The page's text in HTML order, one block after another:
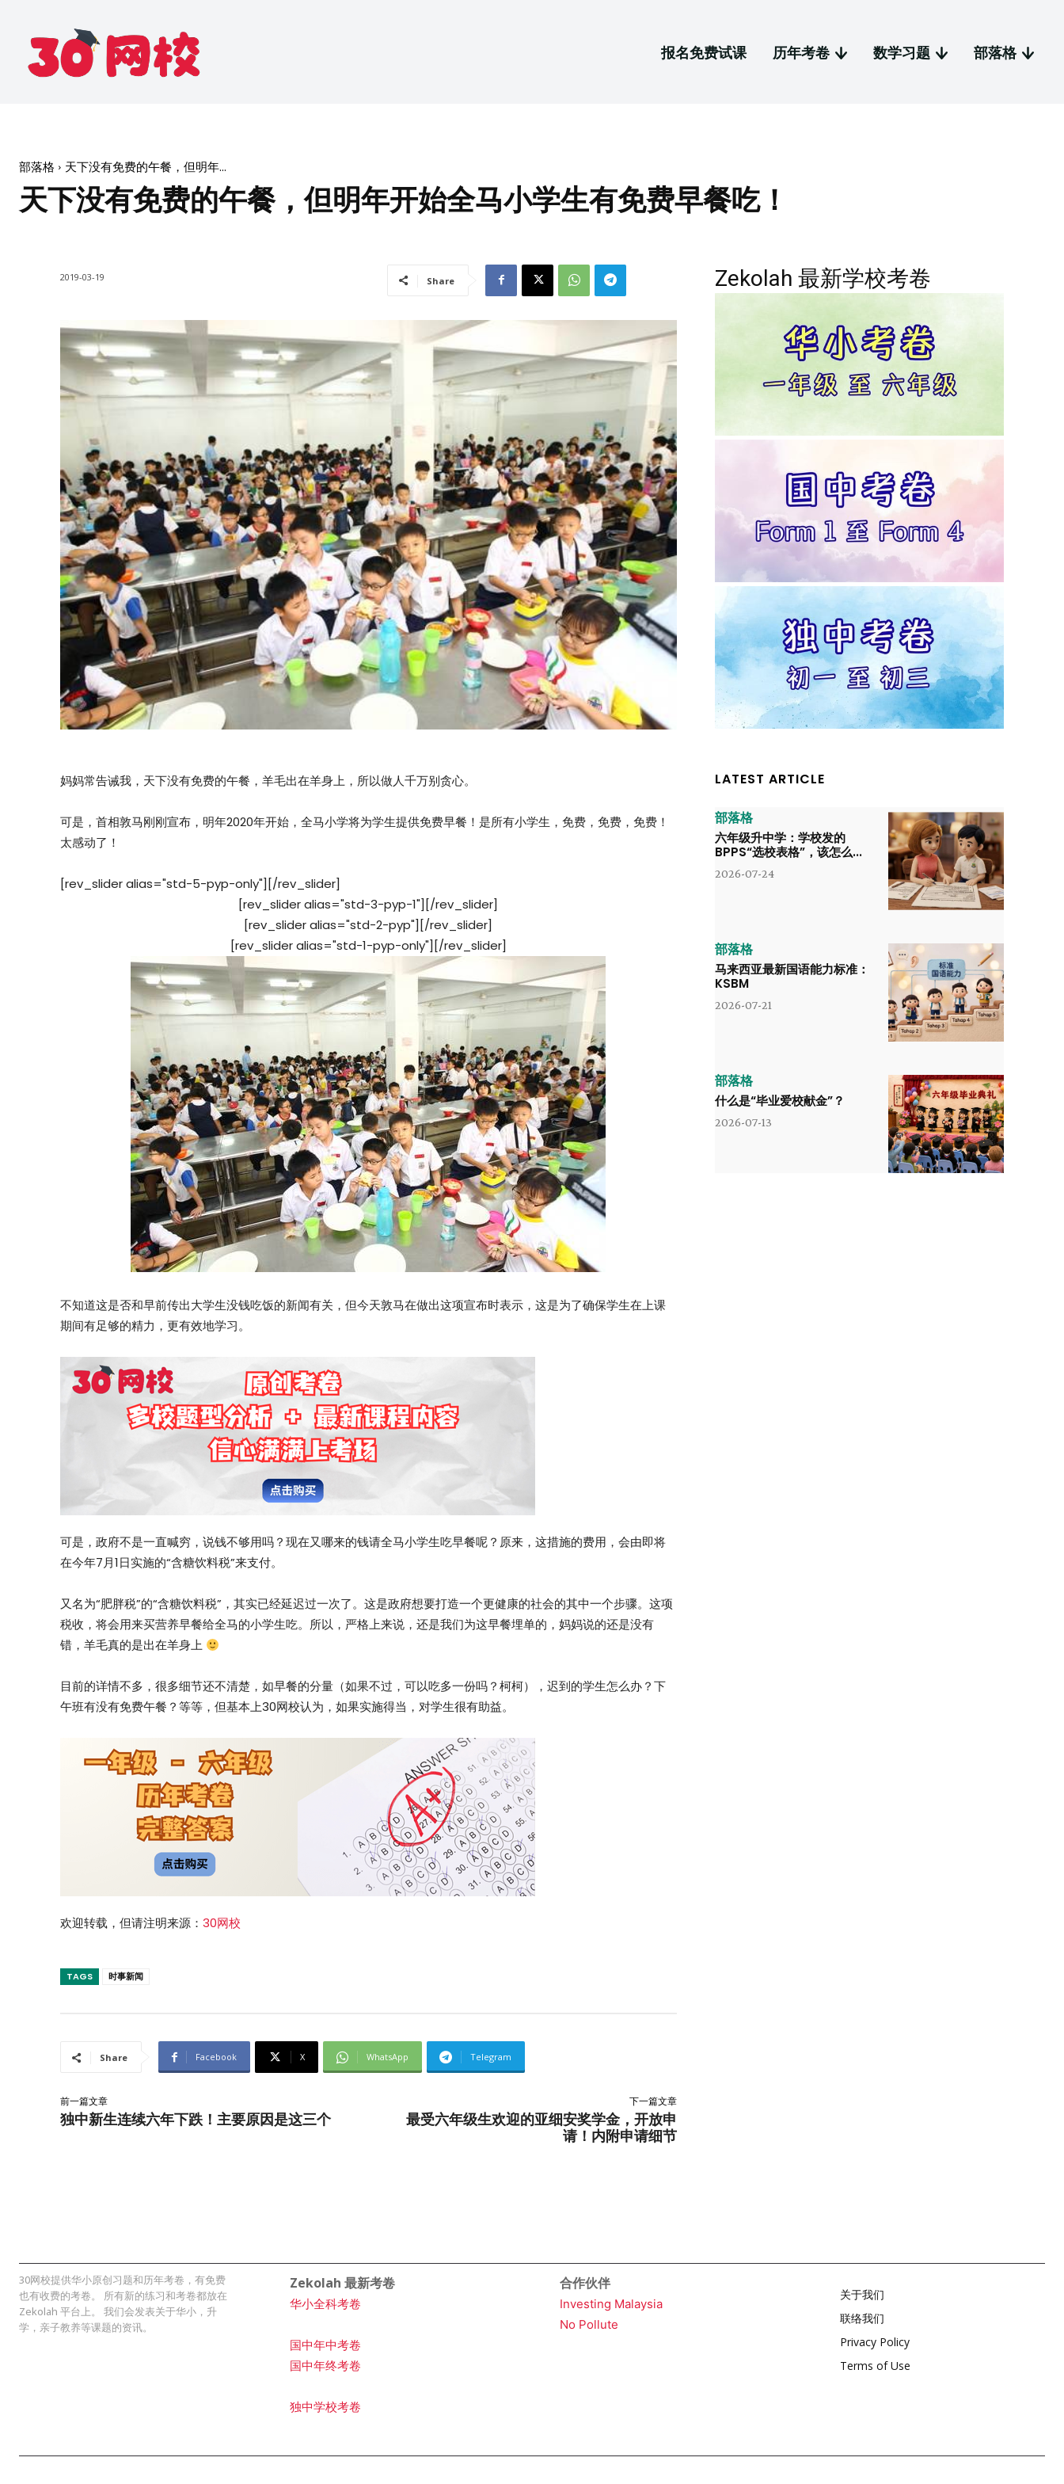
报名免费试课 历年考卷 数学习题 部落格
部落格 天下没有免费的午餐，但明年...
天下没有免费的午餐，但明年开始全马小学生有免费早餐吃！
2019-03-19 Share
妈妈常告诫我，天下没有免费的午餐，羊毛出在羊身上，所以做人千万别贪心。
可是，首相敦马刚刚宣布，明年2020年开始，全马小学将为学生提供免费早餐！是所有小学生，免费，免费，免费！
太感动了！
[rev_slider alias="std-5-pyp-only"][/rev_slider]
[rev_slider alias="std-3-pyp-1"][/rev_slider]
[rev_slider alias="std-2-pyp"][/rev_slider]
[rev_slider alias="std-1-pyp-only"][/rev_slider]
不知道这是否和早前传出大学生没钱吃饭的新闻有关，但今天敦马在做出这项宣布时表示，这是为了确保学生在上课
期间有足够的精力，更有效地学习。
可是，政府不是一直喊穷，说钱不够用吗？现在又哪来的钱请全马小学生吃早餐呢？原来，这措施的费用，会由即将
在今年7月1日实施的“含糖饮料税”来支付。
又名为“肥胖税”的“含糖饮料税”，其实已经延迟过一次了。这是政府想要打造一个更健康的社会的其中一个步骤。这项
税收，将会用来买营养早餐给全马的小学生吃。所以，严格上来说，还是我们为这早餐埋单的，妈妈说的还是没有
错，羊毛真的是出在羊身上
目前的详情不多，很多细节还不清楚，如早餐的分量（如果不过，可以吃多一份吗？柯柯），迟到的学生怎么办？下
午班有没有免费午餐？等等，但基本上30网校认为，如果实施得当，对学生很有助益。
欢迎转载，但请注明来源： 30网校
TAGS 时事新闻
Share Facebook X WhatsApp Telegram
前一篇文章
独中新生连续六年下跌！主要原因是这三个
下一篇文章
最受六年级生欢迎的亚细安奖学金，开放申
请！内附申请细节
Zekolah 最新学校考卷
LATEST ARTICLE
部落格
六年级升中学：学校发的
BPPS“选校表格”，该怎么...
2026-07-24
部落格
马来西亚最新国语能力标准：
KSBM
2026-07-21
部落格
什么是“毕业爱校献金”？
2026-07-13
30网校提供华小原创习题和历年考卷，有免费
也有收费的考卷。 所有新的练习和考卷都放在
Zekolah 平台上。 我们会发表关于华小，升
学，亲子教养等课题的资讯。
Zekolah 最新考卷
华小全科考卷
国中年中考卷
国中年终考卷
独中学校考卷
合作伙伴
Investing Malaysia
No Pollute
关于我们
联络我们
Privacy Policy
Terms of Use